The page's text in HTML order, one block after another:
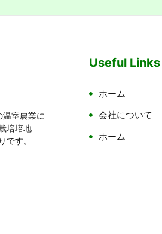
室農業に
培培地
です。
Useful Links
ホーム
会社について
ホーム